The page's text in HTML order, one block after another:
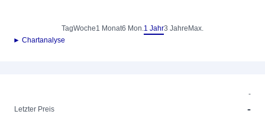
TagWoche1 Monat6 Mon.1 Jahr3 Jahre Max.
► Chartanalyse
-
Letzter Preis
-